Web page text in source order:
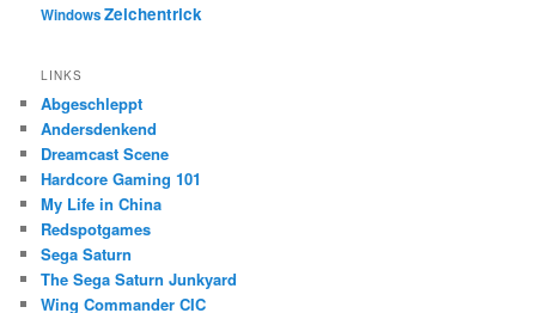
WindowsZeichentrick
LINKS
Abgeschleppt
Andersdenkend
Dreamcast Scene
Hardcore Gaming 101
My Life in China
Redspotgames
Sega Saturn
The Sega Saturn Junkyard
Wing Commander CIC